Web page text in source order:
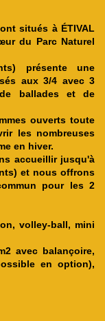
situés à ÉTIVAL
du Parc Naturel
présente une
aux 3/4 avec 3
ballades et de
ouverts toute
les nombreuses
en hiver.
accueillir jusqu'à
et nous offrons
pour les 2
volley-ball, mini
avec balançoire,
en option),